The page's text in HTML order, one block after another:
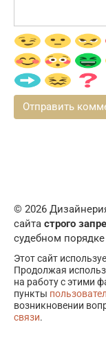
© 2026
сайта строго
судебном порядке
Этот сайт
Продолжая
на работу с этими
пункты
возникновении
связи.